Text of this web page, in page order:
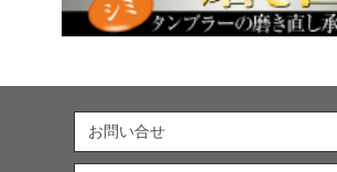
お問い合せ